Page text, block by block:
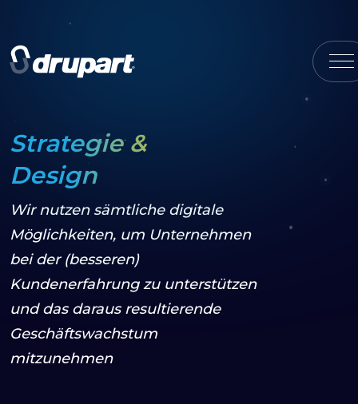
Strategie &
Design
Wir nutzen sämtliche digitale
Möglichkeiten, um Unternehmen
bei der (besseren)
Kundenerfahrung zu unterstützen
und das daraus resultierende
Geschäftswachstum
mitzunehmen